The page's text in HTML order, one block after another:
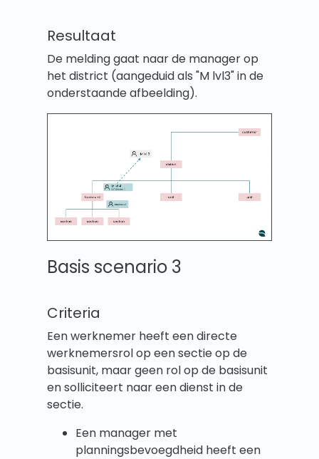
Resultaat
De melding gaat naar de manager op
het district (aangeduid als "M lvl3" in de
onderstaande afbeelding).
Basis scenario 3
Criteria
Een werknemer heeft een directe
werknemersrol op een sectie op de
basisunit, maar geen rol op de basisunit
en solliciteert naar een dienst in de
sectie.
Een manager met
planningsbevoegdheid heeft een